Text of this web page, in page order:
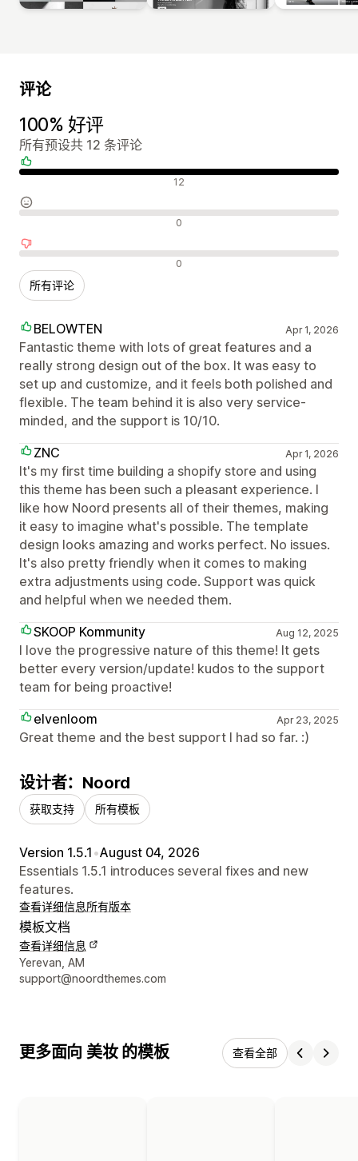
评论
100% 好评
所有预设共 12 条评论
好评 12
中评 0
差评 0
所有评论
BELOWTEN Apr 1, 2026
Fantastic theme with lots of great features and a
really strong design out of the box. It was easy to
set up and customize, and it feels both polished and
flexible. The team behind it is also very service-
minded, and the support is 10/10.
ZNC
Apr 1, 2026
It's my first time building a shopify store and using
this theme has been such a pleasant experience. I
like how Noord presents all of their themes, making
it easy to imagine what's possible. The template
design looks amazing and works perfect. No issues.
It's also pretty friendly when it comes to making
extra adjustments using code. Support was quick
and helpful when we needed them.
SKOOP Kommunity
Aug 12, 2025
I love the progressive nature of this theme! It gets
better every version/update! kudos to the support
team for being proactive!
elvenloom
Apr 23, 2025
Great theme and the best support I had so far. :)
设计者：Noord
获取支持 所有模板
Version 1.5.1 •August 04, 2026
Essentials 1.5.1 introduces several fixes and new
features.
查看详细信息所有版本
模板文档
查看详细信息
设计师联系方式
Yerevan, AM
support@noordthemes.com
更多面向 美妆 的模板 查看全部